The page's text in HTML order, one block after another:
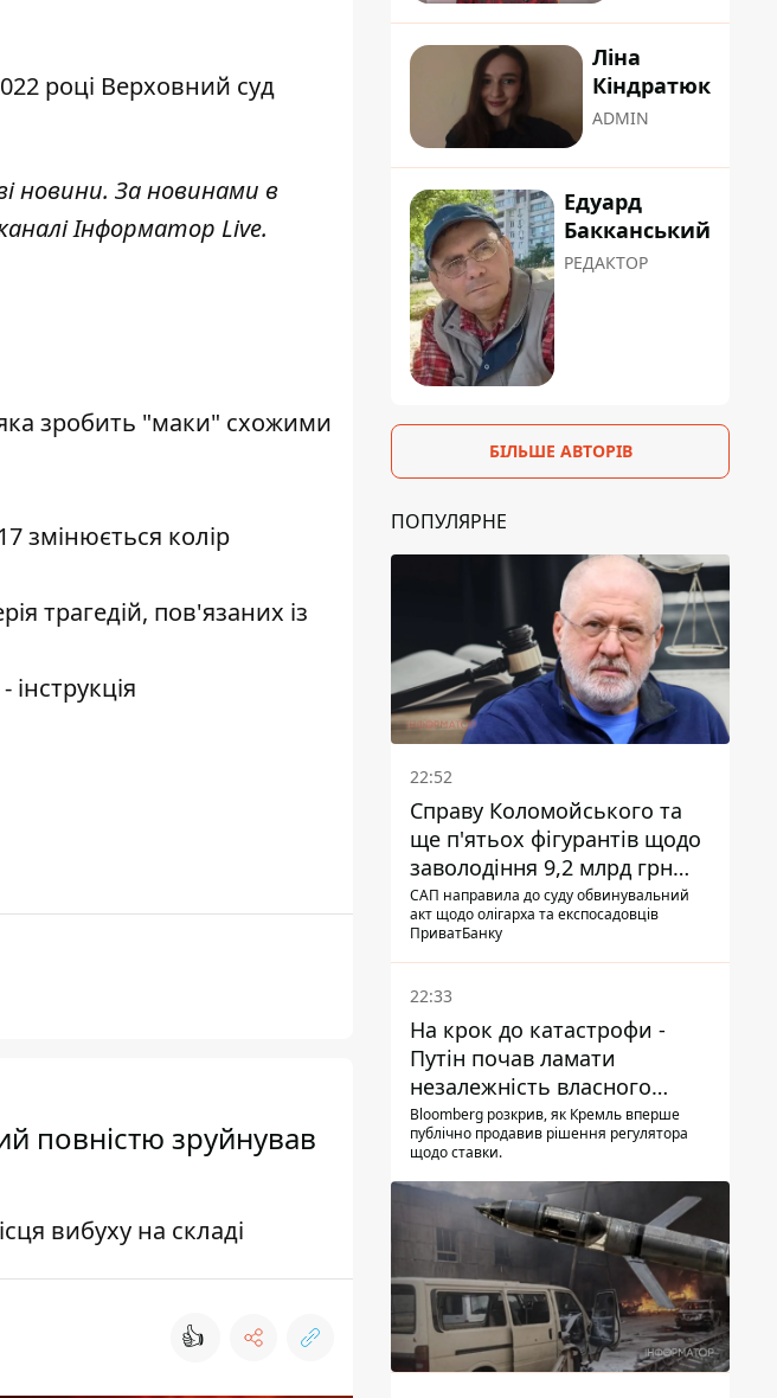
році Верховний суд
новини. За новинами в
Інформатор Live.
зробить "маки" схожими
змінюється колір
трагедій, пов'язаних із
повністю зруйнував
вибуху на складі
👍
Ліна
Кіндратюк
ADMIN
Едуард
Бакканський
РЕДАКТОР
БІЛЬШЕ АВТОРІВ
ПОПУЛЯРНЕ
22:52
Справу Коломойського та
ще п'ятьох фігурантів щодо
заволодіння 9,2 млрд грн
ПриватБанку скерували до
суду
САП направила до суду обвинувальний
акт щодо олігарха та експосадовців
ПриватБанку
22:33
На крок до катастрофи -
Путін почав ламати
незалежність власного
Центробанку, змусивши
знизити базову ставку
Bloomberg розкрив, як Кремль вперше
публічно продавив рішення регулятора
щодо ставки.